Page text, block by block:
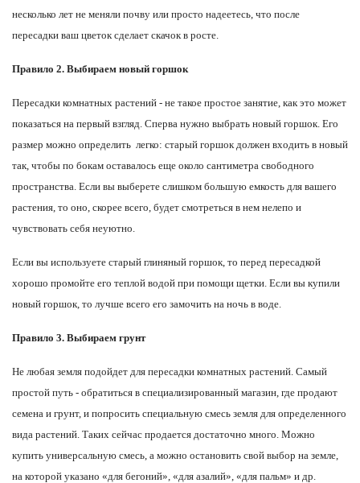
несколько лет не меняли почву или просто надеетесь, что после
пересадки ваш цветок сделает скачок в росте.
Правило 2. Выбираем новый горшок
Пересадки комнатных растений - не такое простое занятие, как это может
показаться на первый взгляд. Сперва нужно выбрать новый горшок. Его
размер можно определить легко: старый горшок должен входить в новый
так, чтобы по бокам оставалось еще около сантиметра свободного
пространства. Если вы выберете слишком большую емкость для вашего
растения, то оно, скорее всего, будет смотреться в нем нелепо и
чувствовать себя неуютно.
Если вы используете старый глиняный горшок, то перед пересадкой
хорошо промойте его теплой водой при помощи щетки. Если вы купили
новый горшок, то лучше всего его замочить на ночь в воде.
Правило 3. Выбираем грунт
Не любая земля подойдет для пересадки комнатных растений. Самый
простой путь - обратиться в специализированный магазин, где продают
семена и грунт, и попросить специальную смесь земля для определенного
вида растений. Таких сейчас продается достаточно много. Можно
купить универсальную смесь, а можно остановить свой выбор на земле,
на которой указано «для бегоний», «для азалий», «для пальм» и др.